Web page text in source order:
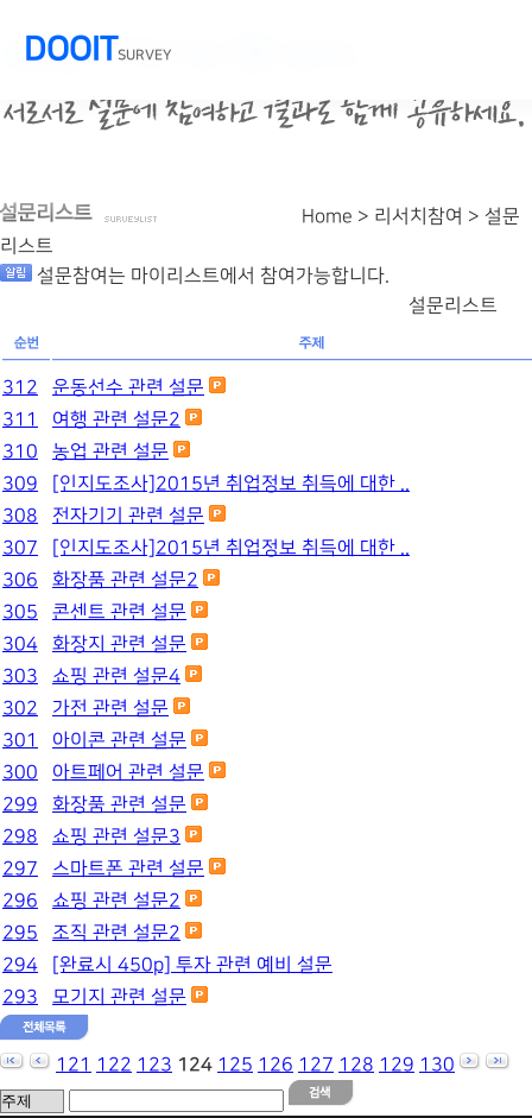
DOOITSURVEY
Home > 리서치참여 > 설문
리스트
설문참여는 마이리스트에서 참여가능합니다.
설문리스트
312
운동선수 관련 설문
311
여행 관련 설문2
310
농업 관련 설문
309
[인지도조사]2015년 취업정보 취득에 대한 ..
308
전자기기 관련 설문
307
[인지도조사]2015년 취업정보 취득에 대한 ..
306
화장품 관련 설문2
305
콘센트 관련 설문
304
화장지 관련 설문
303
쇼핑 관련 설문4
302
가전 관련 설문
301
아이콘 관련 설문
300
아트페어 관련 설문
299
화장품 관련 설문
298
쇼핑 관련 설문3
297
스마트폰 관련 설문
296
쇼핑 관련 설문2
295
조직 관련 설문2
294
[완료시 450p] 투자 관련 예비 설문
293
모기지 관련 설문
121 122 123 124 125 126 127 128 129 130